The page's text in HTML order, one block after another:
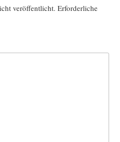
veröffentlicht. Erforderliche